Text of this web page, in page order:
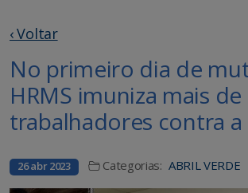
‹ Voltar
No primeiro dia de
HRMS imuniza mais de
trabalhadores contra
26 abr 2023 Categorias: ABRIL VERDE